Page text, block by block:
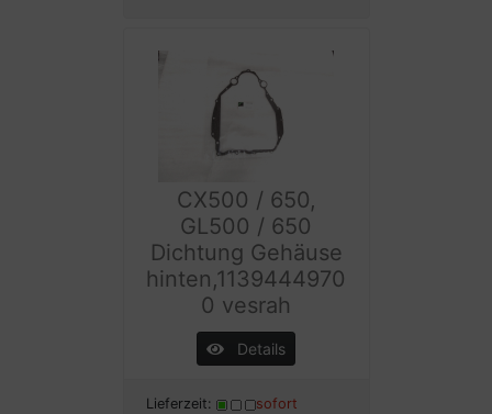
CX500 / 650,
GL500 / 650
Dichtung Gehäuse
hinten,1139444970
0 vesrah
Details
Lieferzeit: sofort